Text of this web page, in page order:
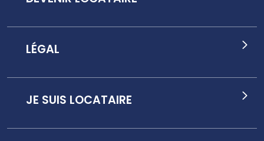
JE SUIS LOCATAIRE
LÉGAL